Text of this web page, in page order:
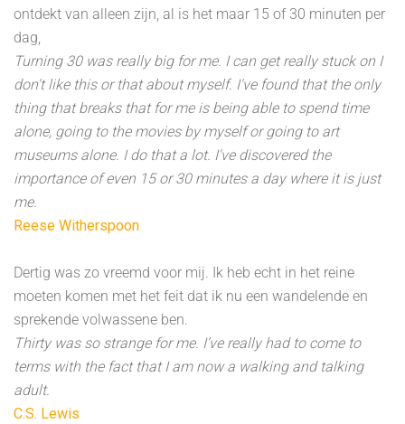
ontdekt van alleen zijn, al is het maar 15 of 30 minuten per
dag,
Turning 30 was really big for me. I can get really stuck on I
don't like this or that about myself. I've found that the only
thing that breaks that for me is being able to spend time
alone, going to the movies by myself or going to art
museums alone. I do that a lot. I've discovered the
importance of even 15 or 30 minutes a day where it is just
me.
Reese Witherspoon
Dertig was zo vreemd voor mij. Ik heb echt in het reine
moeten komen met het feit dat ik nu een wandelende en
sprekende volwassene ben.
Thirty was so strange for me. I’ve really had to come to
terms with the fact that I am now a walking and talking
adult.
C.S. Lewis